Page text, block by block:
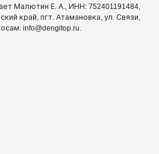
Малютин Е. А., ИНН: 752401191484,
край, пгт. Атамановка, ул. Связи,
info@dengitop.ru.